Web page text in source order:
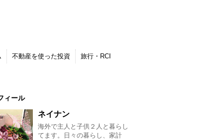
不動産を使った投資
旅行・RCI
ィール
ネイナン
海外で主人と子供２人と暮らし
てます。日々の暮らし、家計